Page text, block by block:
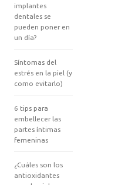
implantes
dentales se
pueden poner en
un día?
Síntomas del
estrés en la piel (y
como evitarlo)
6 tips para
embellecer las
partes íntimas
femeninas
¿Cuáles son los
antioxidantes